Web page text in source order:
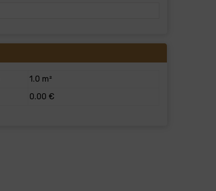
1.0 m²
0.00 €